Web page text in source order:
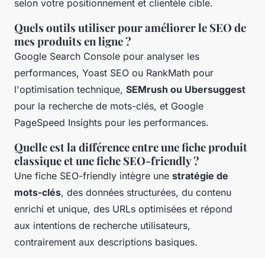
selon votre positionnement et clientèle cible.
Quels outils utiliser pour améliorer le SEO de
mes produits en ligne ?
Google Search Console pour analyser les
performances, Yoast SEO ou RankMath pour
l'optimisation technique, SEMrush ou Ubersuggest
pour la recherche de mots-clés, et Google
PageSpeed Insights pour les performances.
Quelle est la différence entre une fiche produit
classique et une fiche SEO-friendly ?
Une fiche SEO-friendly intègre une stratégie de
mots-clés, des données structurées, du contenu
enrichi et unique, des URLs optimisées et répond
aux intentions de recherche utilisateurs,
contrairement aux descriptions basiques.